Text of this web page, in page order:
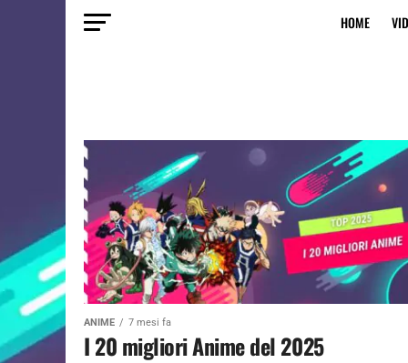
HOME
ANIME 7 mesi fa
I 20 migliori Anime del 2025